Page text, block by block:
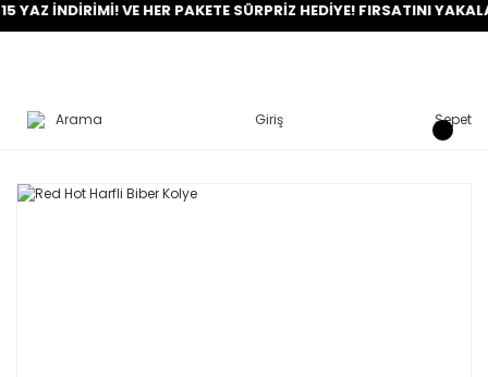
VE HER PAKETE SÜRPRİZ HEDİYE! FIRSATINI YAKALA!
Arama Giriş Sepet